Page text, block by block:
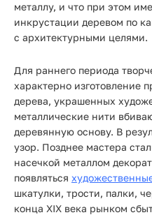
металлу, и что при этом
инкрустации деревом по
с архитектурными целями.
Для раннего периода
характерно изготовление
дерева, украшенных
металлические нити
деревянную основу. В
узор. Позднее мастера
насечкой металлом
появляться
шкатулки, трости, палки,
конца XIX века рынком